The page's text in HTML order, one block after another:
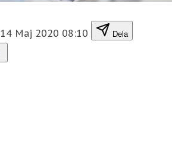
14 Maj 2020 08:10 Dela